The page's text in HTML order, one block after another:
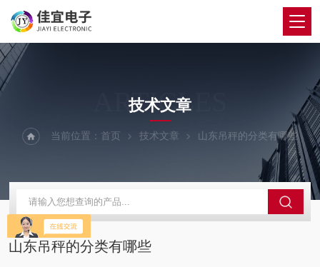
ARTICLES
技术文章
当前位置： 首页 技术文章 山东吊秤的分类有哪些
山东吊秤的分类有哪些